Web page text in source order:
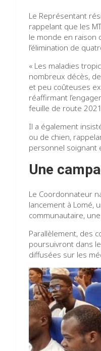
Le Représentant
rappelant que les
le monde en raison
l’élimination de
« Les maladies
nombreux décès,
et peu coûteuses
réaffirmant
feuille de route
Il a également
ou de chien,
personnel soignant
Une
Le Coordonnateur
lancement à Lomé,
communautaire,
Parallèlement, des
poursuivront dans
diffusées sur les